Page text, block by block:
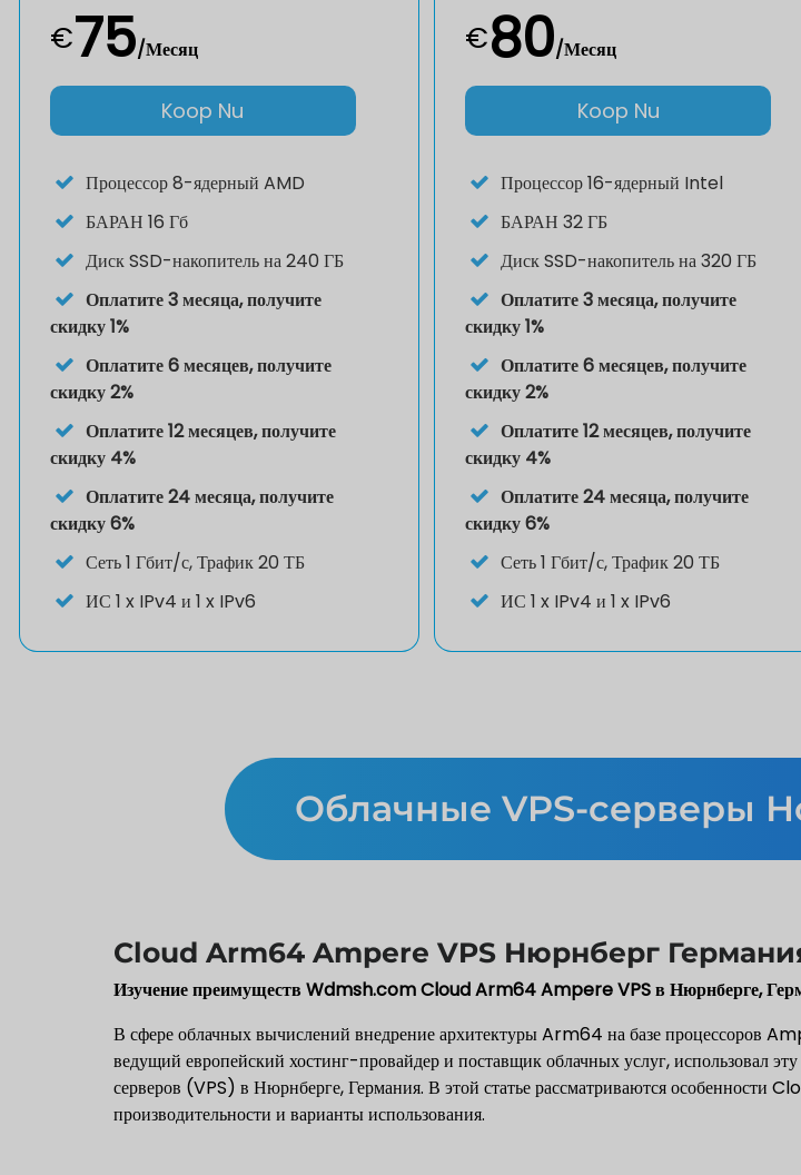
€75/Месяц
Koop Nu
Процессор8-ядерный AMD
БАРАН 16 Гб
ДискSSD-накопитель на 240 ГБ
Оплатите 3 месяца, получите
скидку 1%
Оплатите 6 месяцев, получите
скидку 2%
Оплатите 12 месяцев, получите
скидку 4%
Оплатите 24 месяца, получите
скидку 6%
Сеть 1 Гбит/с, Трафик 20 ТБ
ИС 1 x IPv4 и 1 x IPv6
€80/Месяц
Koop Nu
Процессор16-ядерный Intel
БАРАН 32 ГБ
ДискSSD-накопитель на 320 ГБ
Оплатите 3 месяца, получите
скидку 1%
Оплатите 6 месяцев, получите
скидку 2%
Оплатите 12 месяцев, получите
скидку 4%
Оплатите 24 месяца, получите
скидку 6%
Сеть 1 Гбит/с, Трафик 20 ТБ
ИС 1 x IPv4 и 1 x IPv6
Облачные VPS-серверы
Cloud Arm64 Ampere VPS Нюрнберг
Изучение преимуществ Wdmsh.com Cloud Arm64 Ampere VPS в Нюрнберге,
В сфере облачных вычислений внедрение архитектуры Arm64 на базе процессоров
ведущий европейский хостинг-провайдер и поставщик облачных услуг, использовал
серверов (VPS) в Нюрнберге, Германия. В этой статье рассматриваются
производительности и варианты использования.